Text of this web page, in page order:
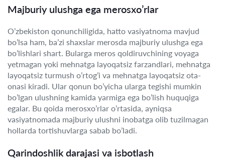
Majburiy ulushga ega merosxo’rlar
O’zbekiston qonunchiligida, hatto vasiyatnoma mavjud
bo’lsa ham, ba’zi shaxslar merosda majburiy ulushga ega
bo’lishlari shart. Bularga meros qoldiruvchining voyaga
yetmagan yoki mehnatga layoqatsiz farzandlari, mehnatga
layoqatsiz turmush o’rtog’i va mehnatga layoqatsiz ota-
onasi kiradi. Ular qonun bo’yicha ularga tegishi mumkin
bo’lgan ulushning kamida yarmiga ega bo’lish huquqiga
egalar. Bu qoida merosxo’rlar o’rtasida, ayniqsa
vasiyatnomada majburiy ulushni inobatga olib tuzilmagan
hollarda tortishuvlarga sabab bo’ladi.
Qarindoshlik darajasi va isbotlash